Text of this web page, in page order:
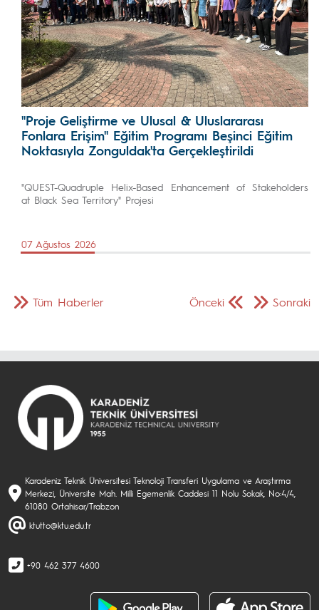
"Proje Geliştirme ve Ulusal & Uluslararası
Fonlara Erişim" Eğitim Programı Beşinci Eğitim
Noktasıyla Zonguldak'ta Gerçekleştirildi
"QUEST-Quadruple Helix-Based Enhancement of Stakeholders
at Black Sea Territory" Projesi
07 Ağustos 2026
Önceki Sonraki
Tüm Haberler
Karadeniz Teknik Üniversitesi Teknoloji Transferi Uygulama ve Araştırma
Merkezi, Üniversite Mah. Milli Egemenlik Caddesi 11 Nolu Sokak, No:4/4,
61080 Ortahisar/Trabzon
ktutto@ktu.edu.tr
+90 462 377 4600